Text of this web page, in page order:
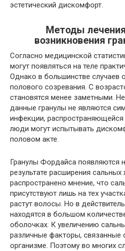
эстетический дискомфорт.
Методы
возникновения
Согласно медицинской
могут появляться на теле
Однако в большинстве случаев
полового созревания. С
становятся менее заметными.
данные гранулы не являются
инфекции,
люди могут испытывать
половом акте.
Гранулы Фордайса появляются
результате расширения
распространено мнение, что
присутствуют лишь на тех
растут волосы. Но в
находятся в большом
оболочках. К увеличению
различные факторы, связанные
организме. Поэтому во многих